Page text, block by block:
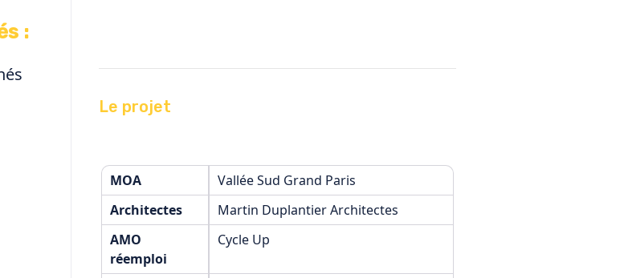
:
Le projet
MOA
Vallée Sud Grand Paris
Architectes
Martin Duplantier Architectes
AMO
réemploi
Cycle Up